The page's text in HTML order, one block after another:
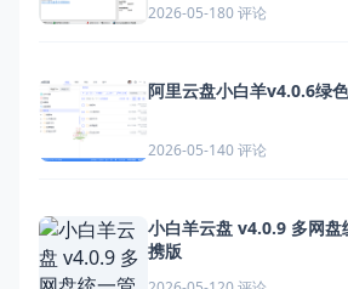
2026-05-180 评论
阿里云盘小白羊v4.0.6绿
2026-05-140 评论
小白羊云盘 v4.0.9 多网
携版